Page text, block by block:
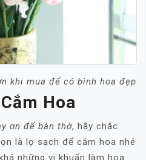
khi mua để có bình hoa đẹp
Hoa
ơn để bàn thờ, hãy chắc
là lọ sạch để cắm hoa nhé
những vi khuẩn làm hoa